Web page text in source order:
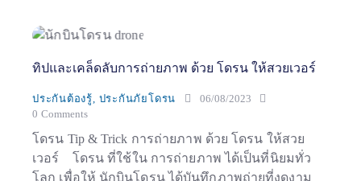
ทิปและเคล็ดลับการถ่ายภาพ ด้วย โดรน ให้สวยเวอร์
ประกันต้องรู้, ประกันภัยโดรน
06/08/2023
0 Comments
โดรน Tip & Trick การถ่ายภาพ ด้วย โดรน ให้สวย
เวอร์ โดรน ที่ใช้ใน การถ่ายภาพ ได้เป็นที่นิยมทั่ว
โลก เพื่อให้ นักบินโดรน ได้บันทึกภาพถ่ายที่งดงาม